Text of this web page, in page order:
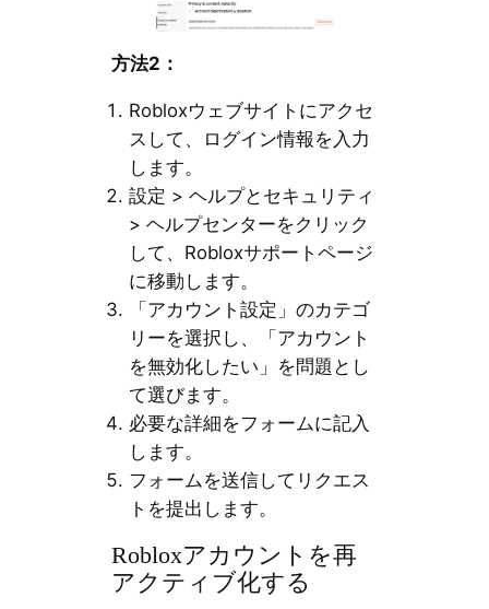
方法2：
Robloxウェブサイトにアクセ
スして、ログイン情報を入力
します。
設定 > ヘルプとセキュリティ
> ヘルプセンターをクリック
して、Robloxサポートページ
に移動します。
「アカウント設定」のカテゴ
リーを選択し、「アカウント
を無効化したい」を問題とし
て選びます。
必要な詳細をフォームに記入
します。
フォームを送信してリクエス
トを提出します。
Robloxアカウントを再
アクティブ化する